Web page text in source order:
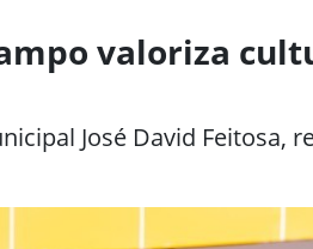
valoriza
José David Feitosa,